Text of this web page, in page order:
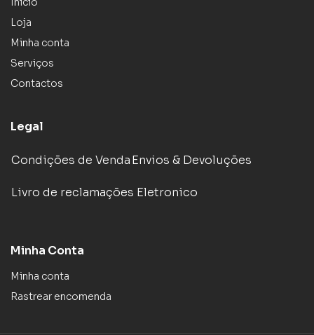
Loja
Minha conta
Serviços
Contactos
Legal
Condições de VendaEnvios & Devoluções
Livro de reclamações Eletronico
Minha Conta
Minha conta
Rastrear encomenda